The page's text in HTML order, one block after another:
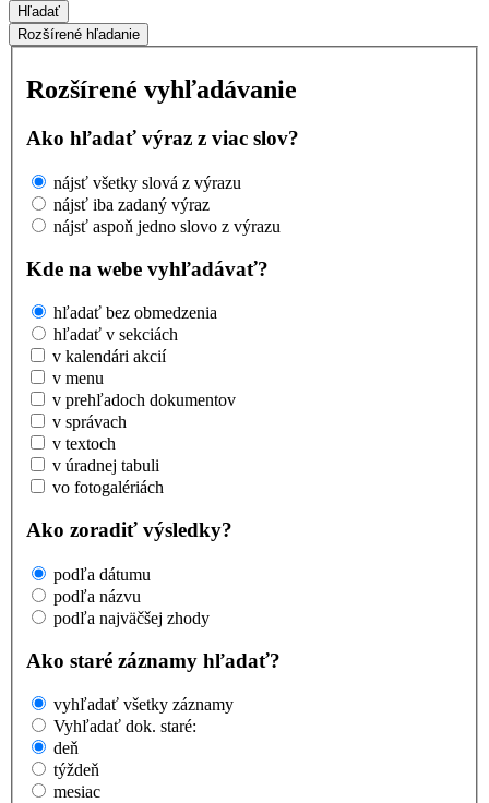
Hľadať
Rozšírené hľadanie
Rozšírené vyhľadávanie
Ako hľadať výraz z viac slov?
nájsť všetky slová z výrazu
nájsť iba zadaný výraz
nájsť aspoň jedno slovo z výrazu
Kde na webe vyhľadávať?
hľadať bez obmedzenia
hľadať v sekciách
v kalendári akcií
v menu
v prehľadoch dokumentov
v správach
v textoch
v úradnej tabuli
vo fotogalériách
Ako zoradiť výsledky?
podľa dátumu
podľa názvu
podľa najväčšej zhody
Ako staré záznamy hľadať?
vyhľadať všetky záznamy
Vyhľadať dok. staré:
deň
týždeň
mesiac